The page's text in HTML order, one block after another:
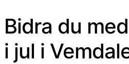
Bidra du
i jul i